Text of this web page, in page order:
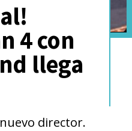
4 con
llega
director.